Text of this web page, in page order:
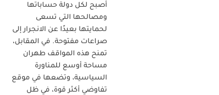
أصبح لكل دولة حساباتها
ومصالحها التي تسعى
لحمايتها بعيدًا عن الانجرار إلى
صراعات مفتوحة. في المقابل،
تمنح هذه المواقف طهران
مساحة أوسع للمناورة
السياسية، وتضعها في موقع
تفاوضي أكثر قوة، في ظل